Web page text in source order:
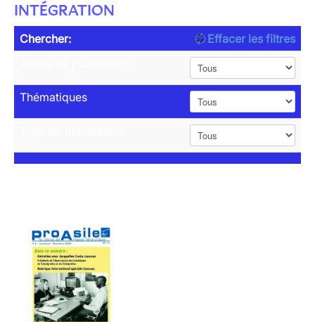
INTÉGRATION
Chercher:
Effacer les filtres
Thématiques